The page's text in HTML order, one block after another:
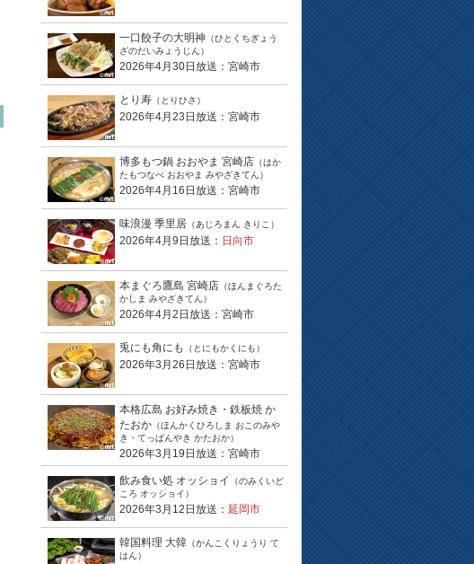
一口餃子の大明神 （ひとくちぎょう
ざのだいみょうじん）
2026年4月30日放送：宮崎市
とり寿 （とりひさ）
2026年4月23日放送：宮崎市
博多もつ鍋 おおやま 宮崎店 （はか
たもつなべ おおやま みやざきてん）
2026年4月16日放送：宮崎市
味浪漫 季里居 （あじろまん きりこ）
2026年4月9日放送： 日向市
本まぐろ鷹島 宮崎店 （ほんまぐろた
かしま みやざきてん）
2026年4月2日放送：宮崎市
兎にも角にも （とにもかくにも）
2026年3月26日放送：宮崎市
本格広島 お好み焼き・鉄板焼 か
たおか （ほんかくひろしま おこのみや
き・てっぱんやき かたおか）
2026年3月19日放送：宮崎市
飲み食い処 オッショイ
（のみくいど
ころ オッショイ）
2026年3月12日放送： 延岡市
韓国料理 大韓 （かんこくりょうり て
はん）